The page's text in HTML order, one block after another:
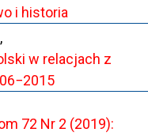
i historia
w relacjach z
72 Nr 2 (2019):